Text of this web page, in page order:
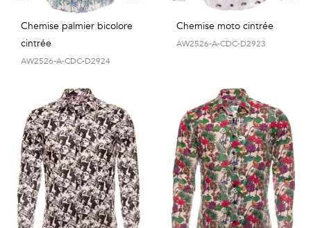
Chemise palmier bicolore
cintrée
AW2526-A-CDC-D2924
Chemise moto cintrée
AW2526-A-CDC-D2923